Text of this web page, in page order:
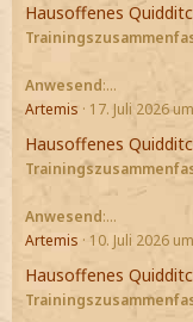
Hausoffenes
Anwesend:…
Artemis
17. Juli 2026
Hausoffenes
Anwesend:…
Artemis
10. Juli 2026
Hausoffenes